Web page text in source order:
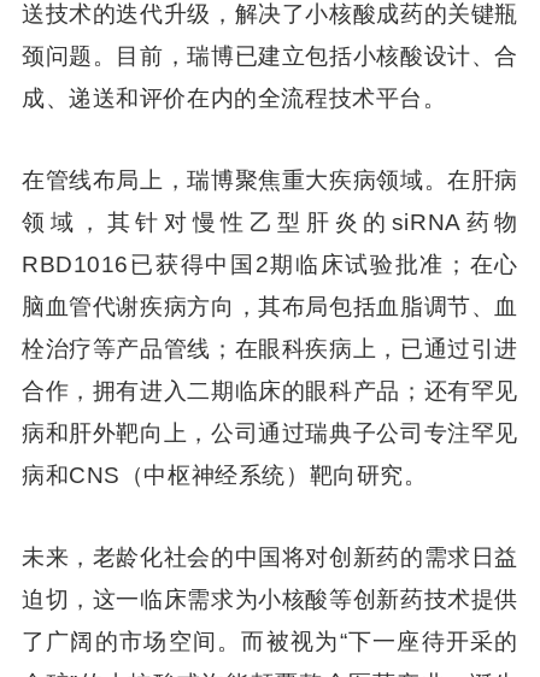
送技术的迭代升级，解决了小核酸成药的关键瓶
颈问题。目前，瑞博已建立包括小核酸设计、合
成、递送和评价在内的全流程技术平台。
在管线布局上，瑞博聚焦重大疾病领域。在肝病
领域，其针对慢性乙型肝炎的siRNA药物
RBD1016已获得中国2期临床试验批准；在心
脑血管代谢疾病方向，其布局包括血脂调节、血
栓治疗等产品管线；在眼科疾病上，已通过引进
合作，拥有进入二期临床的眼科产品；还有罕见
病和肝外靶向上，公司通过瑞典子公司专注罕见
病和CNS（中枢神经系统）靶向研究。
未来，老龄化社会的中国将对创新药的需求日益
迫切，这一临床需求为小核酸等创新药技术提供
了广阔的市场空间。而被视为“下一座待开采的